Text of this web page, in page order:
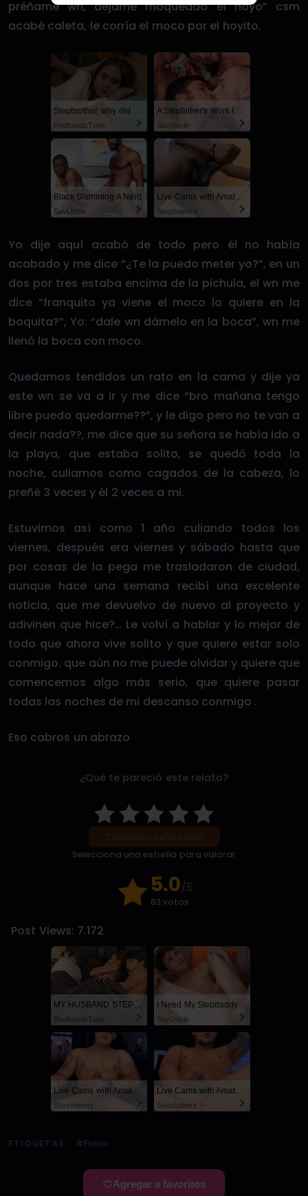
préñame wn, déjame moqueado el hoyo” csm
acabé caleta, le corría el moco por el hoyito.
Stepbrother, why did you show me your dick? Now I want to fuck you with my wet pussy
RedhandsTube
A Stepfather's Work Is Never Done
SayUncle
Black Slamming A Nerd
SayUncle
Live Cams with Amateur Men
Sexchatters
Yo dije aquí acabó de todo pero él no había
acabado y me dice “¿Te la puedo meter yo?”, en un
dos por tres estaba encima de la pichula, el wn me
dice “franquito ya viene el moco lo quiere en la
boquita?”, Yo: “dale wn dámelo en la boca”, wn me
llenó la boca con moco.
Quedamos tendidos un rato en la cama y dije ya
este wn se va a ir y me dice “bro mañana tengo
libre puedo quedarme??”, y le digo pero no te van a
decir nada??, me dice que su señora se había ido a
la playa, que estaba solito, se quedó toda la
noche, culiamos como cagados de la cabeza, lo
preñé 3 veces y él 2 veces a mi.
Estuvimos así como 1 año culiando todos los
viernes, después era viernes y sábado hasta que
por cosas de la pega me trasladaron de ciudad,
aunque hace una semana recibí una excelente
noticia, que me devuelvo de nuevo al proyecto y
adivinen que hice?… Le volví a hablar y lo mejor de
todo que ahora vive solito y que quiere estar solo
conmigo. que aún no me puede olvidar y quiere que
comencemos algo más serio, que quiere pasar
todas las noches de mi descanso conmigo .
Eso cabros un abrazo
¿Qué te pareció este relato?
Selecciona una estrella para valorar
5.0/5
63 votos
Post Views: 7.172
MY HUSBAND STEPSON MISTAKENLY GIVES ME IN THE ASS
RedhandsTube
I Need My Stepdaddy
SayUncle
Live Cams with Amateur Men
Sexchatters
Live Cams with Amateur Men
Sexchatters
#Flaite
Agregar a favoritos